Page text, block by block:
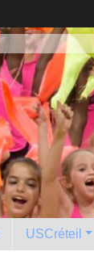
USCréteil